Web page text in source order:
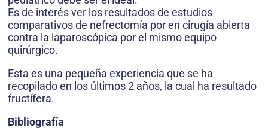
Es de interés ver los resultados de estudios
comparativos de nefrectomía por en cirugía abierta
contra la laparoscópica por el mismo equipo
quirúrgico.
Esta es una pequeña experiencia que se ha
recopilado en los últimos 2 años, la cual ha resultado
fructífera.
Bibliografía